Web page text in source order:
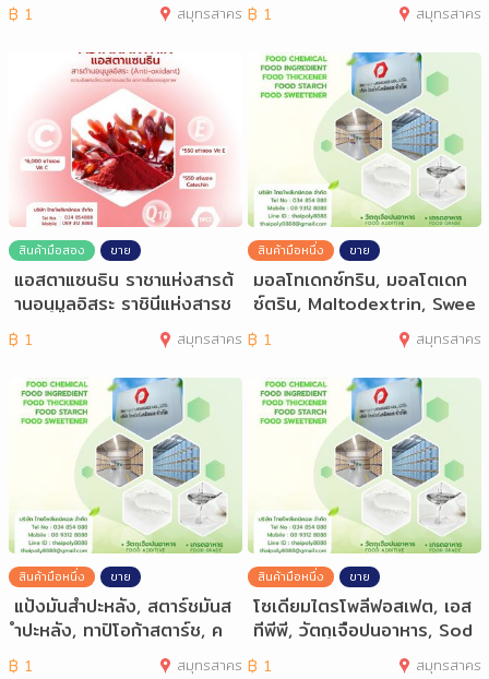
฿ 1 สมุทรสาคร ฿ 1 สมุทรสาคร
สินค้ามือสอง ขาย
แอสตาแซนธิน ราชาแห่งสารต้
านอนุมูลอิสระ ราชินีแห่งสารช
ะลอวัย
฿ 1 สมุทรสาคร
สินค้ามือหนึ่ง ขาย
มอลโทเดกซ์ทริน, มอลโตเดก
ซ์ตริน, Maltodextrin, Swee
tener, มัล
฿ 1 สมุทรสาคร
สินค้ามือหนึ่ง ขาย
แป้งมันสำปะหลัง, สตาร์ชมันส
ำปะหลัง, ทาปิโอก้าสตาร์ช, ค
าสซาวา
฿ 1 สมุทรสาคร
สินค้ามือหนึ่ง ขาย
โซเดียมไตรโพลีฟอสเฟต, เอส
ทีพีพี, วัตถุเจือปนอาหาร, Sod
ium Tr
฿ 1 สมุทรสาคร